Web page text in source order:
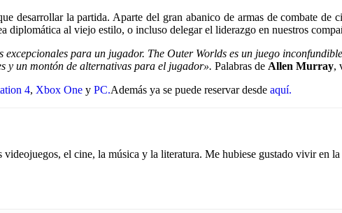
desarrollar la partida. Aparte del gran abanico de armas de combate
diplomática al viejo estilo, o incluso delegar el liderazgo en nuestros
para un jugador. The Outer Worlds es un juego
y un montón de alternativas para el jugador». Palabras de Allen Murray,
4, Xbox One y PC.Además ya se puede reservar desde aquí.
videojuegos, el cine, la música y la literatura. Me hubiese gustado vivir en